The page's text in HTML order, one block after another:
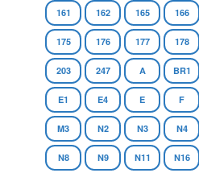
161 162 165 166
175 176 177 178
203 247 A BR1
E1 E4 E F
M3 N2 N3 N4
N8 N9 N11 N16